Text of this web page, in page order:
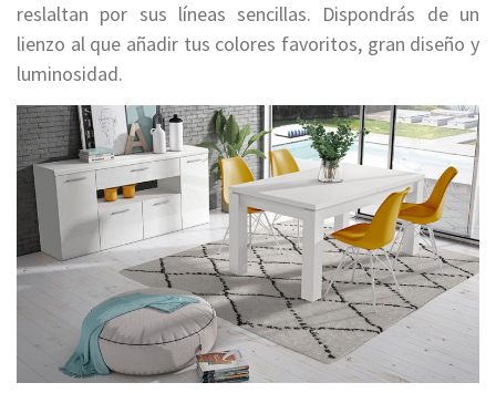
reslaltan por sus líneas sencillas. Dispondrás de un
lienzo al que añadir tus colores favoritos, gran diseño y
luminosidad.